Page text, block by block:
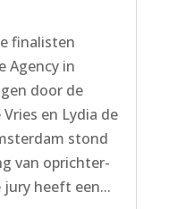
finalisten
Agency in
door de
en Lydia de
stond
van oprichter-
jury heeft een...